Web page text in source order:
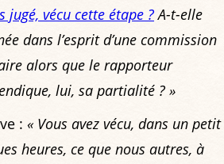
jugé, vécu cette étape ?A-t-elle
dans l’esprit d’une commission
alors que le rapporteur
lui, sa partialité ? »
: « Vous avez vécu, dans un petit
heures, ce que nous autres, à